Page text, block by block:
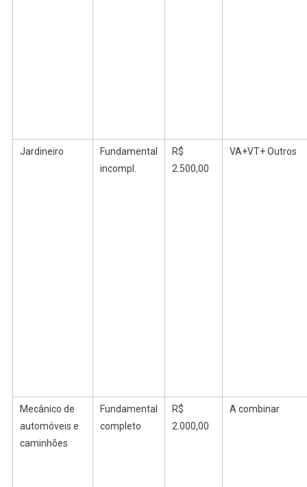
Jardineiro
Fundamental
incompl
R$
2.500,00
VA+VT+ Outros
Mecânico de
automóveis e
caminhões
Fundamental
completo
R$
2.000,00
A combinar